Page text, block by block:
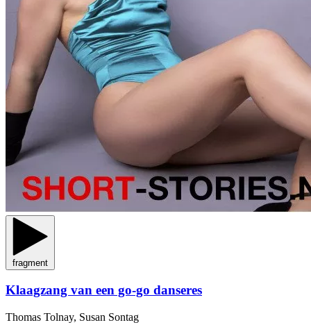
fragment
Klaagzang van een go-go danseres
Thomas Tolnay, Susan Sontag